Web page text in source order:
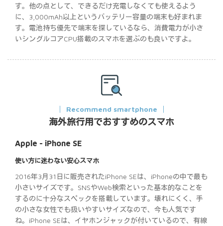
す。他の点として、できるだけ充電しなくても使えるよう
に、3,000mAh以上というバッテリー容量の端末も好まれま
す。電池持ち優先で端末を探しているなら、消費電力が小さ
いシングルコアCPU搭載のスマホを選ぶのも良いですよ。
Recommend smartphone
海外旅行用でおすすめのスマホ
Apple - iPhone SE
使い方に迷わない安心スマホ
2016年3月31日に販売されたiPhone SEは、iPhoneの中で最も
小さいサイズです。SNSやWeb検索といった基本的なことを
するのに十分なスペックを搭載しています。壊れにくく、手
の小さな女性でも扱いやすいサイズなので、今も人気です
ね。iPhone SEは、イヤホンジャックが付いているので、有線